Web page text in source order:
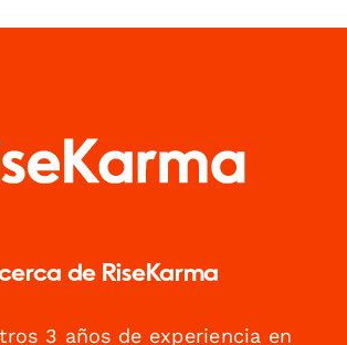
de RiseKarma
3 años de experiencia en